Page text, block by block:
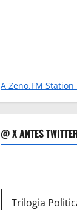
A Zeno.FM Station
@ X ANTES
Trilogia